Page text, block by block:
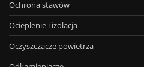
Ochrona stawów
Ocieplenie i izolacja
Oczyszczacze powietrza